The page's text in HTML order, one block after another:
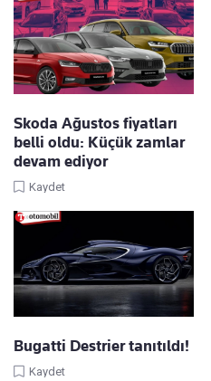
Skoda Ağustos fiyatları
belli oldu: Küçük zamlar
devam ediyor
Kaydet
Bugatti Destrier tanıtıldı!
Kaydet